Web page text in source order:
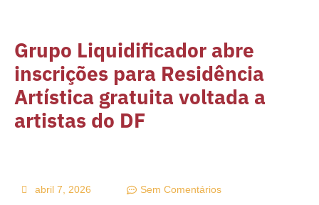
Grupo Liquidificador abre
inscrições para Residência
Artística gratuita voltada a
artistas do DF
abril 7, 2026
Sem Comentários